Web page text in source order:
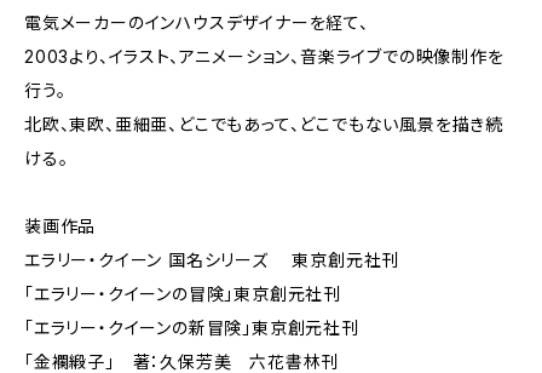
電気メーカーのインハウスデザイナーを経て、
2003より、イラスト、アニメーション、音楽ライブでの映像制作を
行う。
北欧、東欧、亜細亜、どこでもあって、どこでもない風景を描き続
ける。
装画作品
エラリー・クイーン 国名シリーズ 東京創元社刊
「エラリー・クイーンの冒険」東京創元社刊
「エラリー・クイーンの新冒険」東京創元社刊
「金襴緞子」 著：久保芳美 六花書林刊